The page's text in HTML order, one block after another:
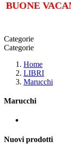
BUONE
Categorie
Categorie
Home
LIBRI
Marucchi
Marucchi
Nuovi prodotti